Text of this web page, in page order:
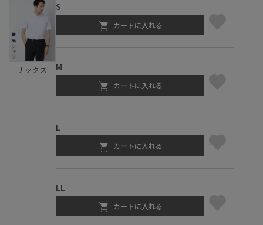
サックス
S
カートに入れる
M
カートに入れる
L
カートに入れる
LL
カートに入れる